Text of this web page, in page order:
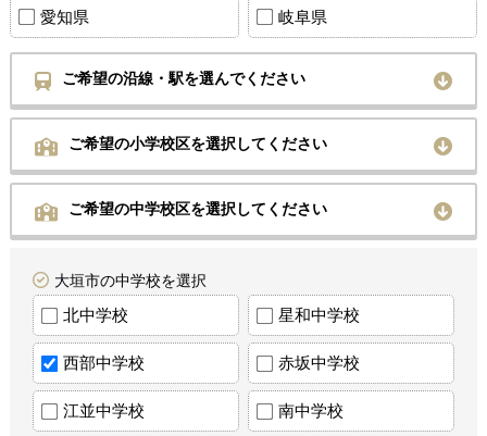
愛知県 岐阜県
ご希望の沿線・駅を選んでください
ご希望の小学校区を選択してください
ご希望の中学校区を選択してください
大垣市の中学校を選択
北中学校 星和中学校
西部中学校 赤坂中学校
江並中学校 南中学校